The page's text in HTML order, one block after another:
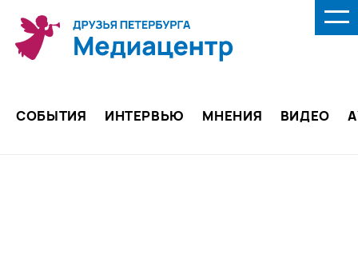
СОБЫТИЯ ИНТЕРВЬЮ МНЕНИЯ ВИДЕО